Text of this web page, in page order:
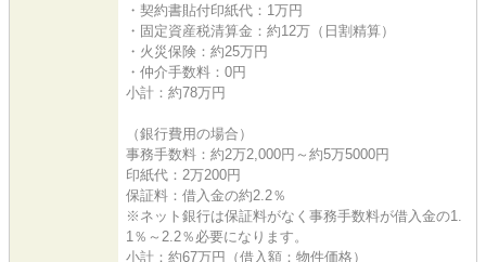
・契約書貼付印紙代：1万円
・固定資産税清算金：約12万（日割精算）
・火災保険：約25万円
・仲介手数料：0円
小計：約78万円
（銀行費用の場合）
事務手数料：約2万2,000円～約5万5000円
印紙代：2万200円
保証料：借入金の約2.2％
※ネット銀行は保証料がなく事務手数料が借入金の1.
1％～2.2％必要になります。
小計：約67万円（借入額：物件価格）